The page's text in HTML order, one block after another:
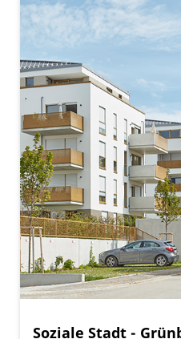
Soziale Stadt -